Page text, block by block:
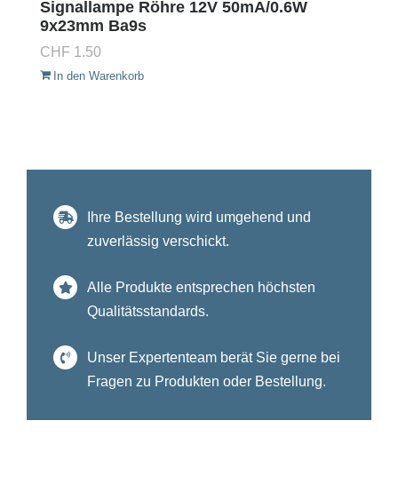
Signallampe Röhre 12V 50mA/0.6W
9x23mm Ba9s
CHF 1.50
In den Warenkorb
Ihre Bestellung wird umgehend und
zuverlässig verschickt.
Alle Produkte entsprechen höchsten
Qualitätsstandards.
Unser Expertenteam berät Sie gerne bei
Fragen zu Produkten oder Bestellung.